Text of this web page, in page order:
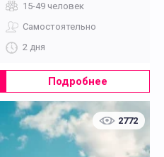
15-49 человек
Самостоятельно
2 дня
Подробнее
2772